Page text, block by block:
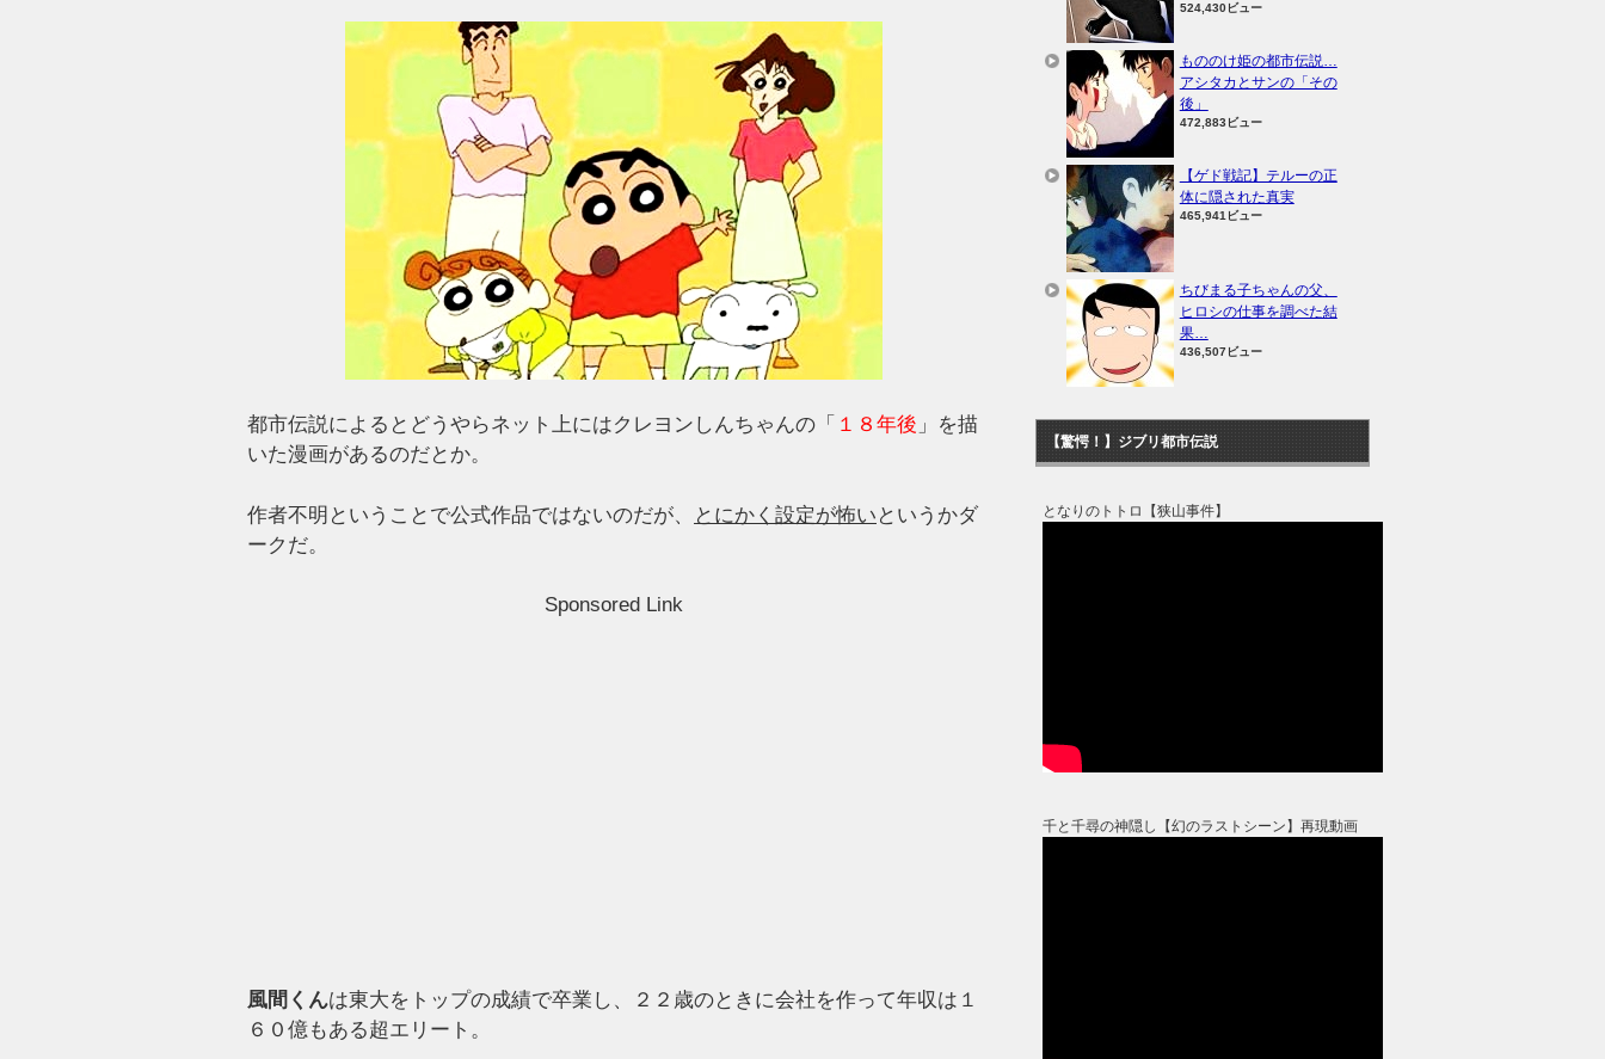
都市伝説によるとどうやらネット上にはクレヨンしんちゃんの「 １８年後 」を描
いた漫画があるのだとか。
作者不明ということで公式作品ではないのだが、 とにかく設定が怖い というかダ
ークだ。
Sponsored Link
風間くんは東大をトップの成績で卒業し、２２歳のときに会社を作って年収は１
６０億もある超エリート。
524,430ビュー
もののけ姫の都市伝説…
アシタカとサンの「その
後」
472,883ビュー
【ゲド戦記】テルーの正
体に隠された真実
465,941ビュー
ちびまる子ちゃんの父、
ヒロシの仕事を調べた結
果…
436,507ビュー
【驚愕！】ジブリ都市伝説
となりのトトロ【狭山事件】
千と千尋の神隠し【幻のラストシーン】再現動画